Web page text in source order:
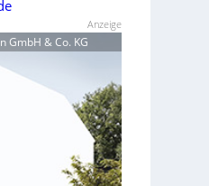
Anzeige
GmbH & Co. KG